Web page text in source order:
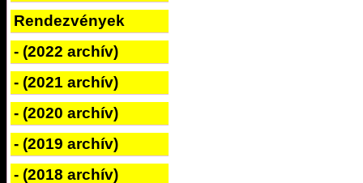
Rendezvények
- (2022 archív)
- (2021 archív)
- (2020 archív)
- (2019 archív)
- (2018 archív)